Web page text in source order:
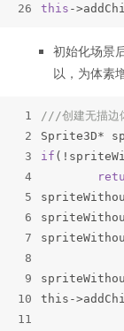
26
this -
初始化场景
以，为体素
1
2
3
4
5
6
7
8
9
10
11
///创建无描边
Sprite3D*
if ( !
this ->